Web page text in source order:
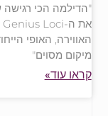
"הדילמה הכי
האווירה, האופי
מיקום מסוים"
קראו עוד»